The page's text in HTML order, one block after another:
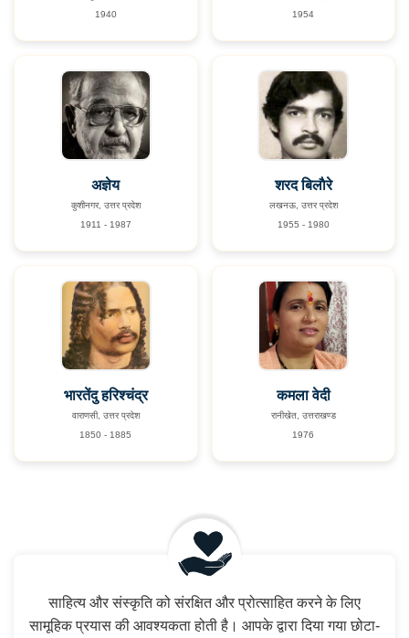
1940
1954
अज्ञेय
कुशीनगर, उत्तर प्रदेश
1911 - 1987
शरद बिलाैरे
लखनऊ, उत्तर प्रदेश
1955 - 1980
भारतेंदु हरिश्चंद्र
वाराणसी, उत्तर प्रदेश
1850 - 1885
कमला वेदी
रानीखेत, उत्तराखण्ड
1976
साहित्य और संस्कृति को संरक्षित और प्रोत्साहित करने के लिए
सामूहिक प्रयास की आवश्यकता होती है। आपके द्वारा दिया गया छोटा-